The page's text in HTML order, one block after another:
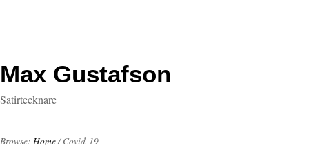
Max Gustafson
Satirtecknare
Browse: Home/ Covid-19